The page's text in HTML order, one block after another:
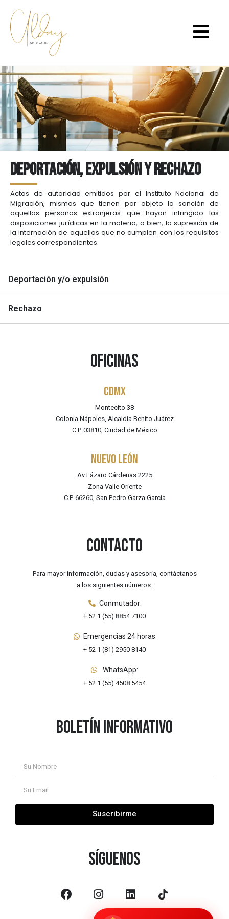
Deportación, expulsión y rechazo
Actos de autoridad emitidos por el Instituto Nacional de
Migración, mismos que tienen por objeto la sanción de
aquellas personas extranjeras que hayan infringido las
disposiciones jurídicas en la materia, o bien, la supresión de
la internación de aquellos que no cumplen con los requisitos
legales correspondientes.
Deportación y/o expulsión
Rechazo
Oficinas
CDMX
Montecito 38
Colonia Nápoles, Alcaldía Benito Juárez
C.P. 03810, Ciudad de México
NUEVO LEÓN
Av Lázaro Cárdenas 2225
Zona Valle Oriente
C.P. 66260, San Pedro Garza García
Contacto
Para mayor información, dudas y asesoría, contáctanos
a los siguientes números:
Conmutador:
+ 52 1 (55) 8854 7100
Emergencias 24 horas:
+ 52 1 (81) 2950 8140
WhatsApp:
+ 52 1 (55) 4508 5454
Boletín informativo
Suscribirme
síguenos